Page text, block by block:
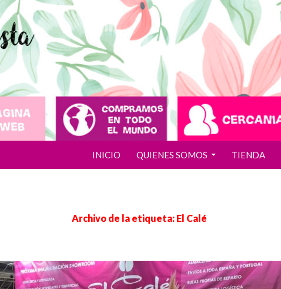
INICIO QUIENES SOMOS TIENDA
Archivo de la etiqueta: El Calé